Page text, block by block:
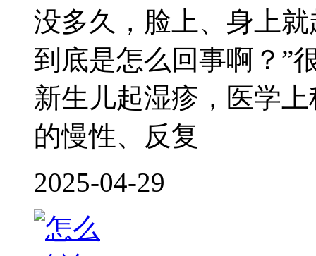
没多久，脸上、身上
到底是怎么回事啊？”
新生儿起湿疹，医学
的慢性、反复
2025-04-29